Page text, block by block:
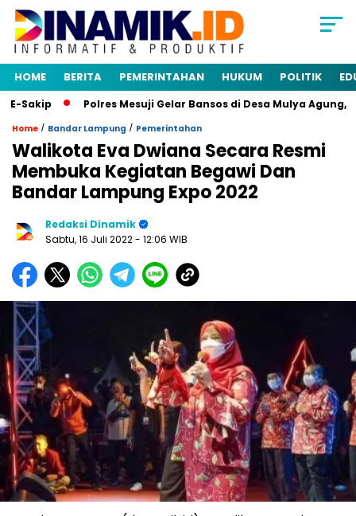
HOME BERITA PEMERINTAHAN HUKUM POLITIK
Sakip Polres Mesuji Gelar Bansos di Desa Mulya Agung,
Home / Bandar Lampung / Pemerintahan
Walikota Eva Dwiana Secara Resmi
Membuka Kegiatan Begawi Dan
Bandar Lampung Expo 2022
Redaksi Dinamik
Sabtu, 16 Juli 2022- 12:06 WIB